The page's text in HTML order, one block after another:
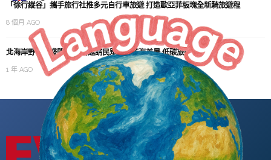
「徐行縱谷」攜手旅行社推多元自行車旅遊 打造歐亞菲板塊全新騎旅遊程
8 個月 AGO
北海岸野百合盛開 觀光署邀請民眾共賞花海美景 低碳旅遊迎初夏
1 年 AGO